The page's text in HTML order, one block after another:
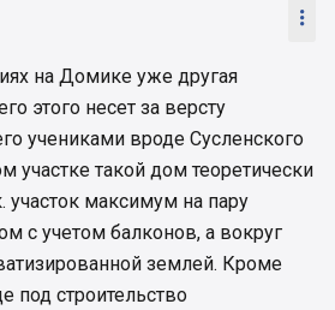

на Домике уже другая
этого несет за версту
учениками вроде Сусленского
участке такой дом теоретически
участок максимум на пару
с учетом балконов, а вокруг
землей. Кроме
под строительство